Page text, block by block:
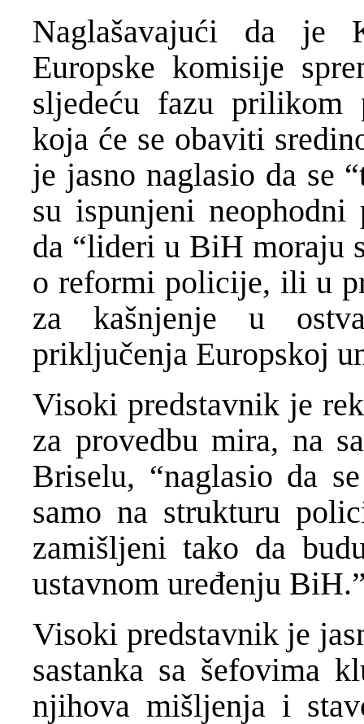
Naglašavajući da je
Europske komisije
sljedeću fazu prilikom
koja će se obaviti
je jasno naglasio da se
su ispunjeni neophodni
da “lideri u BiH moraju
o reformi policije, ili u
za kašnjenje u
priključenja Europskoj
Visoki predstavnik je
za provedbu mira, na
Briselu, “naglasio da
samo na strukturu
zamišljeni tako da
ustavnom uređenju
Visoki predstavnik je
sastanka sa šefovima
njihova mišljenja i